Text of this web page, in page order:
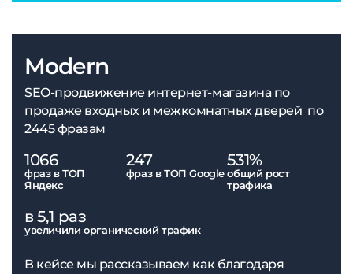
Modern
SEO-продвижение интернет-магазина по
продаже входных и межкомнатных дверей по
2445 фразам
1066
фраз в ТОП
Яндекс
247
фраз в ТОП Google
531%
общий рост
трафика
в 5,1 раз
увеличили органический трафик
В кейсе мы рассказываем как благодаря